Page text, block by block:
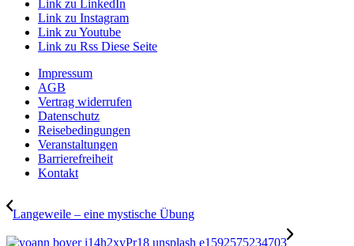
Link zu LinkedIn
Link zu Instagram
Link zu Youtube
Link zu Rss Diese Seite
Impressum
AGB
Vertrag widerrufen
Datenschutz
Reisebedingungen
Veranstaltungen
Barrierefreiheit
Kontakt
Langeweile – eine mystische Übung